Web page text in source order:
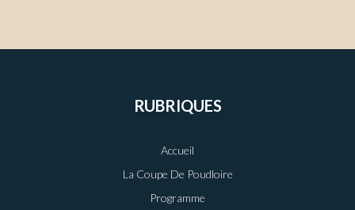
RUBRIQUES
Accueil
La Coupe De Poudloire
Programme